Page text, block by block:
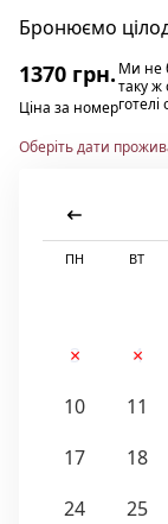
Бронюємо
1370 грн.
Ціна за номер
Ми не
таку
готелі
Оберіть дати
ПН ВТ
3
4
10
11
17
18
24
25